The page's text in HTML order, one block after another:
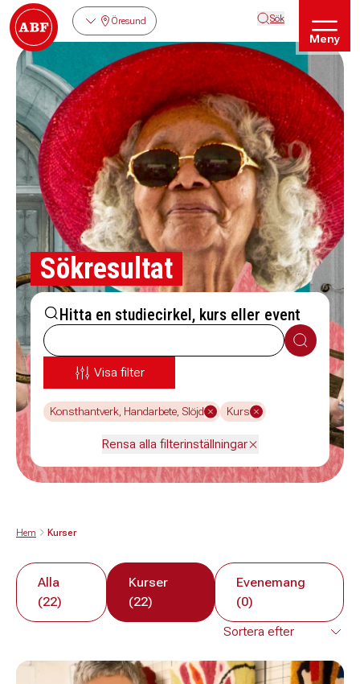
Öresund Sök
Meny
Sökresultat
Hitta en studiecirkel, kurs eller event
Sök
Visa filter
Konsthantverk, Handarbete, Slöjd Kurs
Rensa alla filterinställningar
Hem Kurser
Alla
(22)
Kurser
(22)
Evenemang
(0)